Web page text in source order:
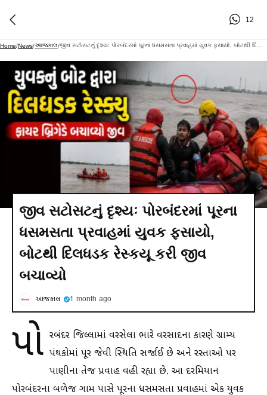
12
Home/News/આજકાલ/
જીવ સટોસટનું દૃશ્યઃ પોરબંદરમાં પૂરના
ધસમસતા પ્રવાહમાં યુવક ફસાયો,
બોટથી દિલધડક રેસ્કયૂ કરી જીવ
બચાવ્યો
આજકાલ 1 month ago
પો રબંદર જિલ્લામાં વરસેલા ભારે વરસાદના કારણે ગ્રામ્ય
પંથકોમાં પૂર જેવી સ્થિતિ સર્જાઈ છે અને રસ્તાઓ પર
પાણીના તેજ પ્રવાહ વહી રહ્યા છે. આ દરમિયાન
પોરબંદરના બળેજ ગામ પાસે પૂરના ધસમસતા પ્રવાહમાં એક યુવક